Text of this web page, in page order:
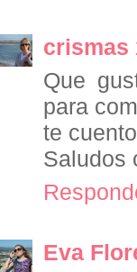
crismas
Que
para
te
Saludos
Eva